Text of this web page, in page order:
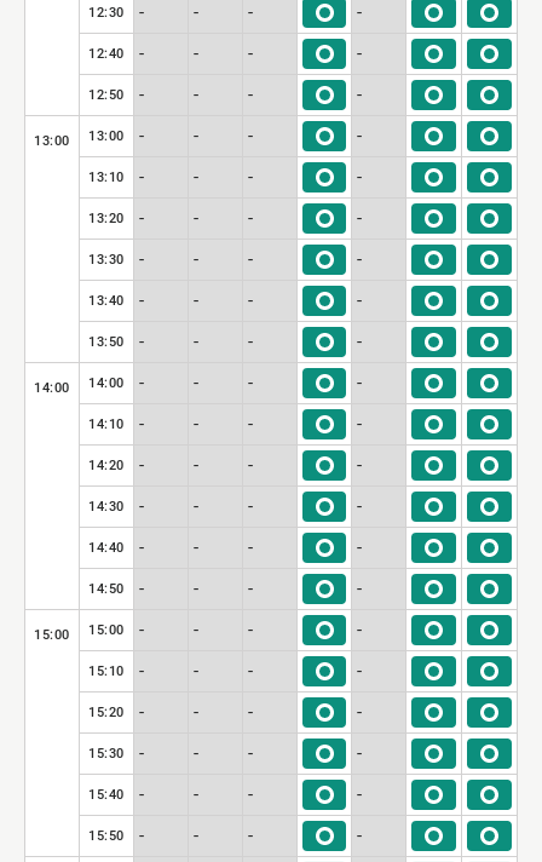
12:30 - - - -
12:40 - - - -
12:50 - - - -
13:00 13:00 - - - -
13:10 - - - -
13:20 - - - -
13:30 - - - -
13:40 - - - -
13:50 - - - -
14:00 14:00 - - - -
14:10 - - - -
14:20 - - - -
14:30 - - - -
14:40 - - - -
14:50 - - - -
15:00 15:00 - - - -
15:10 - - - -
15:20 - - - -
15:30 - - - -
15:40 - - - -
15:50 - - - -